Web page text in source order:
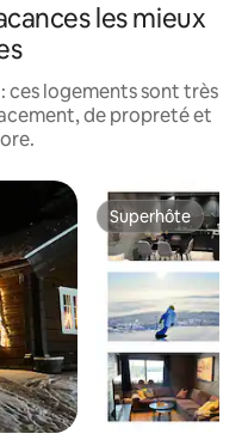
les mieux
ces logements sont très
de propreté et
appréciés Superhôte
Superhôte